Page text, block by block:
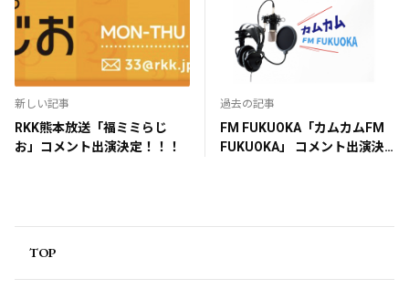
新しい記事
RKK熊本放送「福ミミらじ
お」コメント出演決定！！！
過去の記事
FM FUKUOKA「カムカムFM
FUKUOKA」 コメント出演決
TOP